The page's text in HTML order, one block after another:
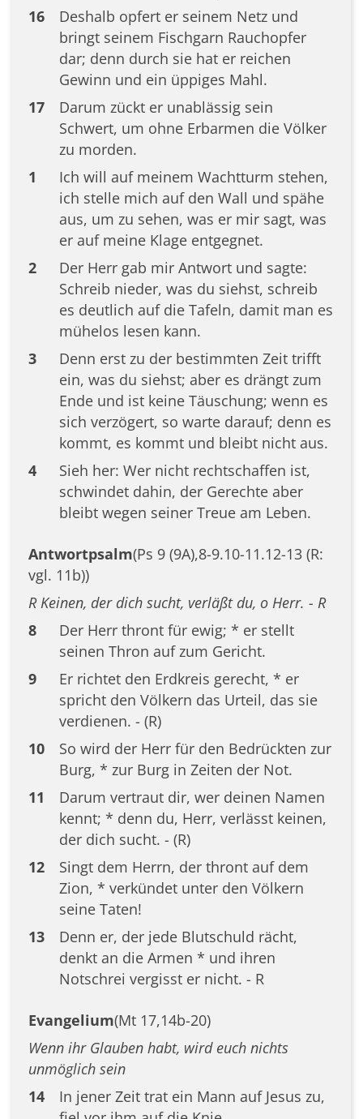
16
Deshalb opfert er seinem Netz und
bringt seinem Fischgarn Rauchopfer
dar; denn durch sie hat er reichen
Gewinn und ein üppiges Mahl.
17
Darum zückt er unablässig sein
Schwert, um ohne Erbarmen die Völker
zu morden.
1
Ich will auf meinem Wachtturm stehen,
ich stelle mich auf den Wall und spähe
aus, um zu sehen, was er mir sagt, was
er auf meine Klage entgegnet.
2
Der Herr gab mir Antwort und sagte:
Schreib nieder, was du siehst, schreib
es deutlich auf die Tafeln, damit man es
mühelos lesen kann.
3
Denn erst zu der bestimmten Zeit trifft
ein, was du siehst; aber es drängt zum
Ende und ist keine Täuschung; wenn es
sich verzögert, so warte darauf; denn es
kommt, es kommt und bleibt nicht aus.
4
Sieh her: Wer nicht rechtschaffen ist,
schwindet dahin, der Gerechte aber
bleibt wegen seiner Treue am Leben.
Antwortpsalm(Ps 9 (9A),8-9.10-11.12-13 (R:
vgl. 11b))
R Keinen, der dich sucht, verläßt du, o Herr. - R
8
Der Herr thront für ewig; * er stellt
seinen Thron auf zum Gericht.
9
Er richtet den Erdkreis gerecht, * er
spricht den Völkern das Urteil, das sie
verdienen. - (R)
10
So wird der Herr für den Bedrückten zur
Burg, * zur Burg in Zeiten der Not.
11
Darum vertraut dir, wer deinen Namen
kennt; * denn du, Herr, verlässt keinen,
der dich sucht. - (R)
12
Singt dem Herrn, der thront auf dem
Zion, * verkündet unter den Völkern
seine Taten!
13
Denn er, der jede Blutschuld rächt,
denkt an die Armen * und ihren
Notschrei vergisst er nicht. - R
Evangelium(Mt 17,14b-20)
Wenn ihr Glauben habt, wird euch nichts
unmöglich sein
14
In jener Zeit trat ein Mann auf Jesus zu,